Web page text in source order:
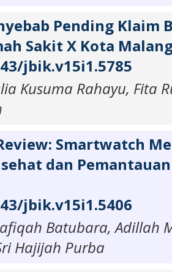
Pending Klaim
Sakit X Kota
jbik.v15i1.5785
Kusuma Rahayu, Fita
Smartwatch
dan
jbik.v15i1.5406
Batubara, Adillah
Hajijah Purba